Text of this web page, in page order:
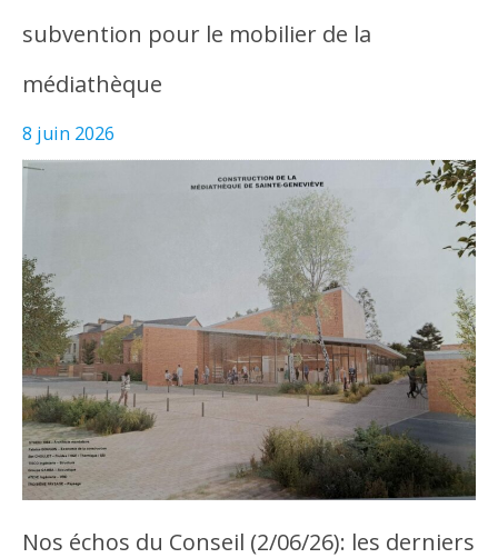
subvention pour le mobilier de la
médiathèque
8 juin 2026
Nos échos du Conseil (2/06/26): les derniers